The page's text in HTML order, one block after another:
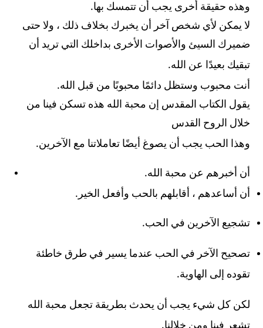
وهذه حقيقة أخرى يجب أن تتمسك بها.
لا يمكن لأي شخص آخر أن يخبرك بخلاف ذلك ، ولا حتى
ضميرك السيئ والأصوات الأخرى بداخلك التي تريد أن
تبقيك بعيدًا عن الله.
أنت محبوب وستظل دائمًا محبوبًا من قبل الله.
يقول الكتاب المقدس إن محبة الله هذه تسكن فينا من
خلال الروح القدس
وهذا الحب يجب أن يصوغ أيضًا تعاملاتنا مع الآخرين.
أن أخبرهم عن محبة الله.
أن أساعدهم ، أقابلهم بالحب وأفعل الخير .
تشجيع الآخرين في الحب.
تصحيح الآخر في الحب عندما يسير في طرق خاطئة
تقوده إلى الهاوية.
لكن كل شيء يجب أن يحدث بطريقة تجعل محبة الله
.